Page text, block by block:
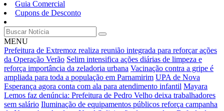
Guia Comercial
Cupons de Desconto
MENU
Prefeitura de Extremoz realiza reunião integrada para reforçar ações
da Operação Verão Selim intensifica ações diárias de limpeza e
reforça importância da zeladoria urbana Vacinação contra a gripe é
ampliada para toda a população em Parnamirim UPA de Nova
Esperança agora conta com ala para atendimento infantil Mayara
Lemos faz denúncia: Prefeitura de Pedro Velho deixa trabalhadores
sem salário Iluminação de equipamentos públicos reforça campanha